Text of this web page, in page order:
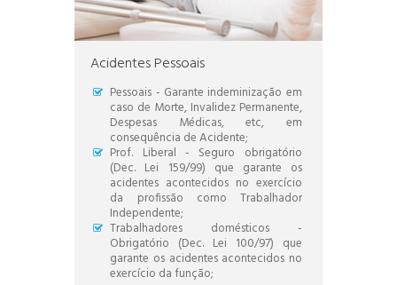
Acidentes Pessoais
Pessoais - Garante indeminização em
caso de Morte, Invalidez Permanente,
Despesas Médicas, etc, em
consequência de Acidente;
Prof. Liberal - Seguro obrigatório
(Dec. Lei 159/99) que garante os
acidentes acontecidos no exercício
da profissão como Trabalhador
Independente;
Trabalhadores domésticos -
Obrigatório (Dec. Lei 100/97) que
garante os acidentes acontecidos no
exercício da função;